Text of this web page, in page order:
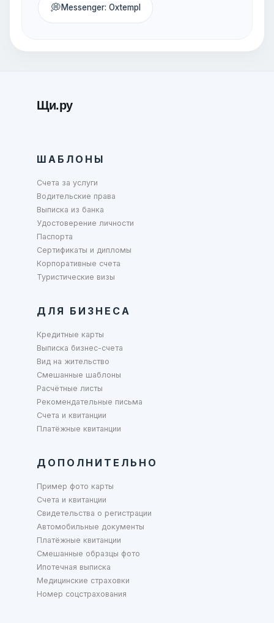
💭Messenger: Oxtempl
Щи.ру
ШАБЛОНЫ
Счета за услуги
Водительские права
Выписка из банка
Удостоверение личности
Паспорта
Сертификаты и дипломы
Корпоративные счета
Туристические визы
ДЛЯ БИЗНЕСА
Кредитные карты
Выписка бизнес-счета
Вид на жительство
Смешанные шаблоны
Расчётные листы
Рекомендательные письма
Счета и квитанции
Платёжные квитанции
ДОПОЛНИТЕЛЬНО
Пример фото карты
Счета и квитанции
Свидетельства о регистрации
Автомобильные документы
Платёжные квитанции
Смешанные образцы фото
Ипотечная выписка
Медицинские страховки
Номер соцстрахования